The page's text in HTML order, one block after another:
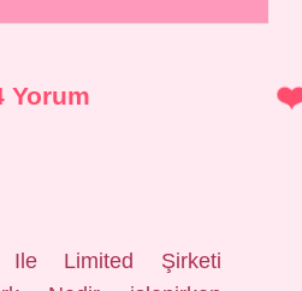
Yorum
Ile Limited Şirketi